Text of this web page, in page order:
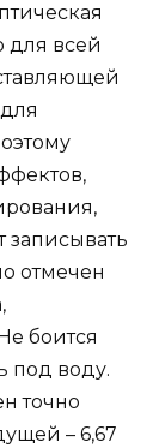
для всей
записывать
отмечен
боится
под воду.
точно
– 6,67